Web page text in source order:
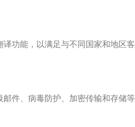
功能，以满足与不同国家和地区客
件、病毒防护、加密传输和存储